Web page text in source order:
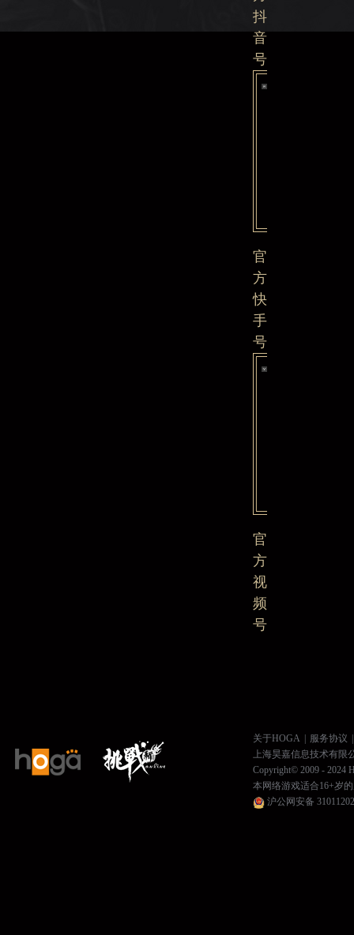
抖
音
号
官
方
快
手
号
官
方
视
频
号
关于HOGA 服务协议
上海昊嘉信息技术有限
Copyright© 2009 - 2024
本网络游戏适合16+岁
沪公网安备